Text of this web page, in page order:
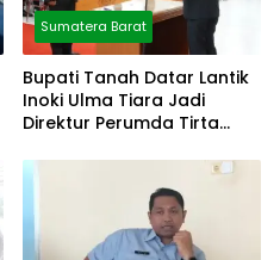
Sumatera Barat
Bupati Tanah Datar Lantik
Inoki Ulma Tiara Jadi
Direktur Perumda Tirta